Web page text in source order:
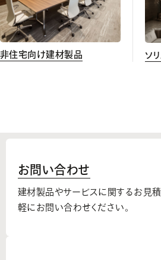
非住宅向け建材製品 ソ
お問い合わせ
建材製品やサービスに関するお見積
軽にお問い合わせください。